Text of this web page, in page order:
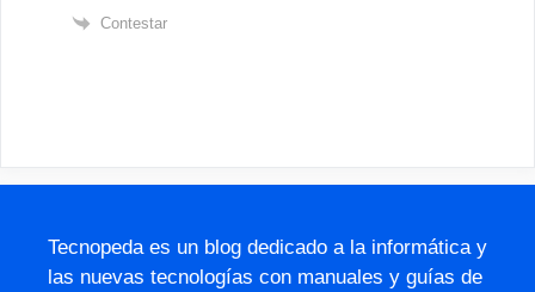
Contestar
Tecnopeda es un blog dedicado a la informática y
las nuevas tecnologías con manuales y guías de